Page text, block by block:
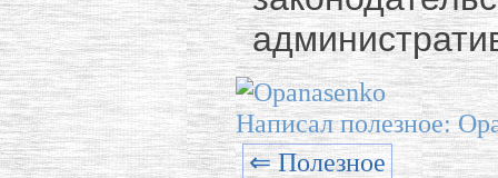
Написал полезное:
⇐ Полезное